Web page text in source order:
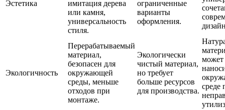
Эстетика
имитация дерева
или камня,
универсальность
стиля.
ограниченные
варианты
оформления.
Экологичность
Перерабатываемый
материал,
безопасен для
окружающей
среды, меньше
отходов при
монтаже.
Экологически
чистый материал,
но требует
больше ресурсов
для производства.
может
среде